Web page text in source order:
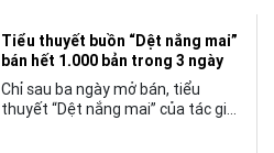
Tiểu thuyết buồn “Dệt nắng mai”
bán hết 1.000 bản trong 3 ngày
Chỉ sau ba ngày mở bán, tiểu
thuyết “Dệt nắng mai” của tác giả